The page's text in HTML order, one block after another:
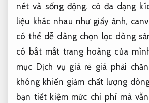
nét và sống động. có đa dạng
liệu khác nhau như giấy ảnh,
có thể dễ dàng chọn lọc dòng
có bắt mắt trang hoàng của
mục Dịch vụ giá rẻ giá phải
không khiến giảm chất lượng
bạn tiết kiệm mức chi phí mà